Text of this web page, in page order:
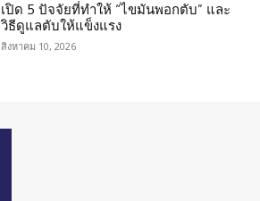
เปิด 5 ปัจจัยที่ทำให้ “ไขมันพอกตับ” และ
วิธีดูแลตับให้แข็งแรง
สิงหาคม 10, 2026